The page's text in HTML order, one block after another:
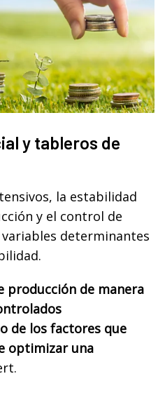
y tableros de
la estabilidad
y el control de
determinantes
producción de manera
de los factores que
optimizar una